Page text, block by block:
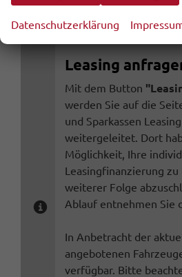
Leasing
Mit dem Button
werden Sie auf die
und Sparkassen
weitergeleitet. Dort
Möglichkeit, Ihre
Leasingfinanzierung
weiterer Folge
Ablauf entnehmen Sie
In Anbetracht der
angebotenen
verfügbar. Bitte
Datenschutzerklärung